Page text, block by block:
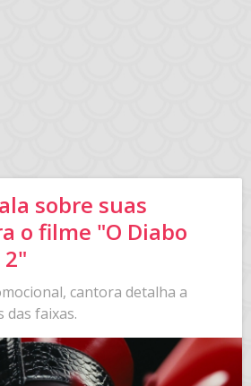
sobre suas
o filme "O Diabo
2"
cantora detalha a
faixas.